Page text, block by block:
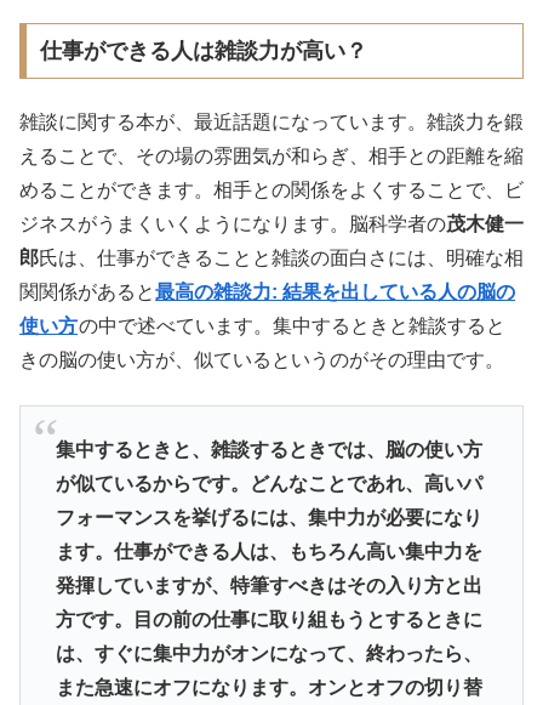
仕事ができる人は雑談力が高い？
雑談に関する本が、最近話題になっています。雑談力を鍛
えることで、その場の雰囲気が和らぎ、相手との距離を縮
めることができます。相手との関係をよくすることで、ビ
ジネスがうまくいくようになります。脳科学者の茂木健一
郎氏は、仕事ができることと雑談の面白さには、明確な相
関関係があると最高の雑談力: 結果を出している人の脳の
使い方の中で述べています。集中するときと雑談すると
きの脳の使い方が、似ているというのがその理由です。
集中するときと、雑談するときでは、脳の使い方
が似ているからです。どんなことであれ、高いパ
フォーマンスを挙げるには、集中力が必要になり
ます。仕事ができる人は、もちろん高い集中力を
発揮していますが、特筆すべきはその入り方と出
方です。目の前の仕事に取り組もうとするときに
は、すぐに集中力がオンになって、終わったら、
また急速にオフになります。オンとオフの切り替